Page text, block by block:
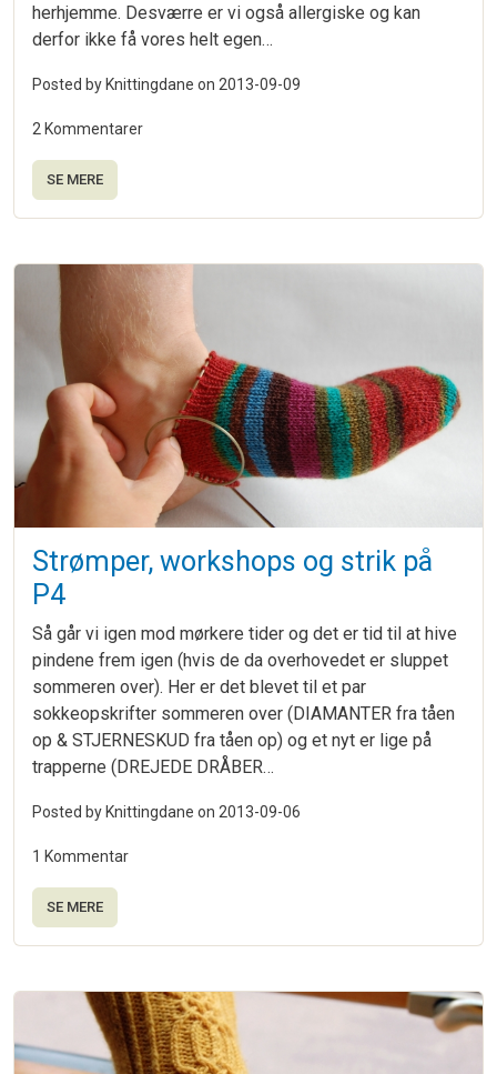
herhjemme. Desværre er vi også allergiske og kan
derfor ikke få vores helt egen…
Posted by Knittingdane on 2013-09-09
2 Kommentarer
SE MERE
Strømper, workshops og strik på
P4
Så går vi igen mod mørkere tider og det er tid til at hive
pindene frem igen (hvis de da overhovedet er sluppet
sommeren over). Her er det blevet til et par
sokkeopskrifter sommeren over (DIAMANTER fra tåen
op & STJERNESKUD fra tåen op) og et nyt er lige på
trapperne (DREJEDE DRÅBER…
Posted by Knittingdane on 2013-09-06
1 Kommentar
SE MERE